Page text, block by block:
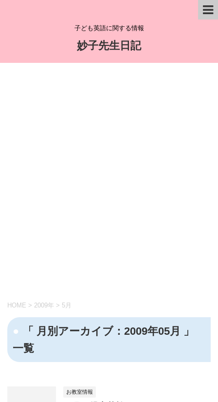
子ども英語に関する情報
妙子先生日記
HOME > 2009年 > 5月
「 月別アーカイブ：2009年05月 」
一覧
お教室情報